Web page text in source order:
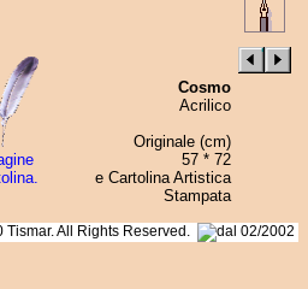
Cosmo
Acrilico
Originale (cm)
57 * 72
e Cartolina Artistica
Stampata
All Rights Reserved.